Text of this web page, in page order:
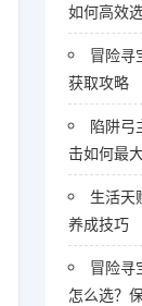
如何高效
冒险寻
获取攻略
陷阱弓
击如何最
生活天
养成技巧
冒险寻
怎么选？